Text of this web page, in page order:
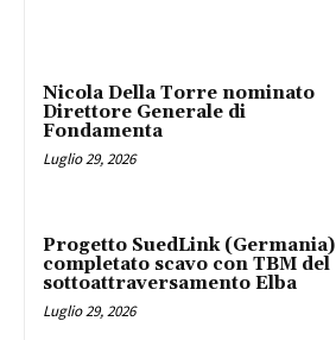
Nicola Della Torre nominato
Direttore Generale di
Fondamenta
Luglio 29, 2026
Progetto SuedLink (Germania)
completato scavo con TBM del
sottoattraversamento Elba
Luglio 29, 2026